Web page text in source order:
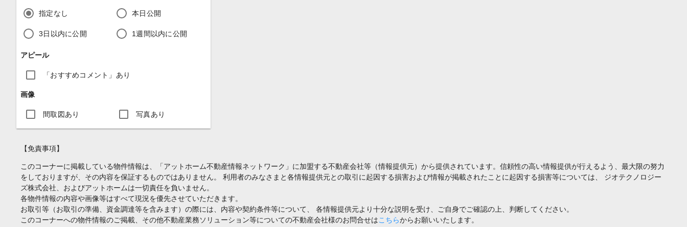
指定なし 本日公開
3日以内に公開 1週間以内に公開
アピール
「おすすめコメント」あり
画像
間取図あり 写真あり
【免責事項】
このコーナーに掲載している物件情報は、「アットホーム不動産情報ネットワーク」に加盟する不動産会社等（情報提供元）から提供されています。信頼性の高い情報提供が行えるよう、最大限の努力
をしておりますが、その内容を保証するものではありません。 利用者のみなさまと各情報提供元との取引に起因する損害および情報が掲載されたことに起因する損害等については、 ジオテクノロジー
ズ株式会社、およびアットホームは一切責任を負いません。
各物件情報の内容や画像等はすべて現況を優先させていただきます。
お取引等（お取引の準備、資金調達等を含みます）の際には、内容や契約条件等について、 各情報提供元より十分な説明を受け、ご自身でご確認の上、判断してください。
このコーナーへの物件情報のご掲載、その他不動産業務ソリューション等についての不動産会社様のお問合せはこちらからお願いいたします。